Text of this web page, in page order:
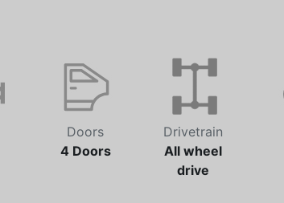
Doors
4 Doors
Drivetrain
All wheel
drive